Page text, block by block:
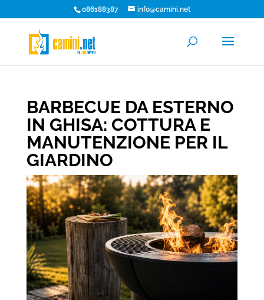
086188387 info@camini.net
BARBECUE DA ESTERNO
IN GHISA: COTTURA E
MANUTENZIONE PER IL
GIARDINO